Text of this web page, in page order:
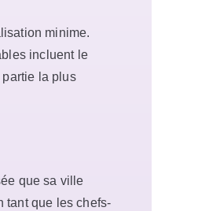
minime.
incluent le
partie la plus
que sa ville
tant que les chefs-